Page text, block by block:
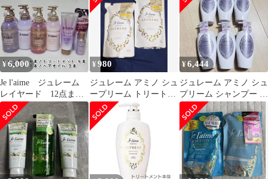
トメント セット
¥6,000
Je l'aime ジュレーム
レイヤード 12点まと
め売り
¥980
ジュレーム アミノ シュ
ープリーム トリートメ
ント S 詰替 2個
¥6,444
ジュレーム アミノ シュ
プリーム シャンプー 本
体 6本セット